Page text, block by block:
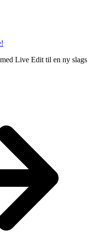
Live Edit til en ny slags